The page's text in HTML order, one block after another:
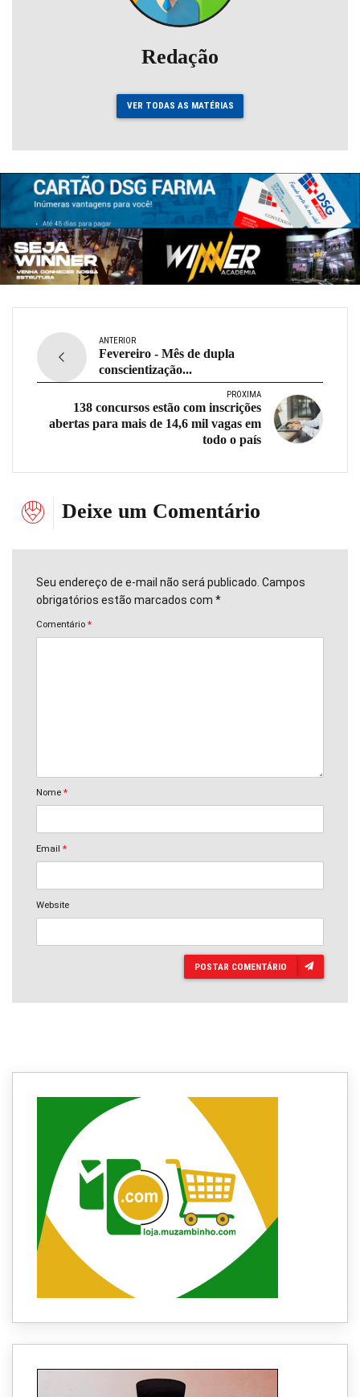
Redação
VER TODAS AS MATÉRIAS
ANTERIOR
Fevereiro - Mês de dupla
conscientização...
PRÓXIMA
138 concursos estão com inscrições
abertas para mais de 14,6 mil vagas em
todo o país
Deixe um Comentário
Seu endereço de e-mail não será publicado. Campos
obrigatórios estão marcados com *
Comentário *
Nome *
Email *
Website
POSTAR COMENTÁRIO